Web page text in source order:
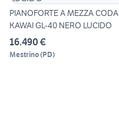
PIANOFORTE A MEZZA CODA
KAWAI GL-40 NERO LUCIDO
16.490 €
Mestrino(PD)